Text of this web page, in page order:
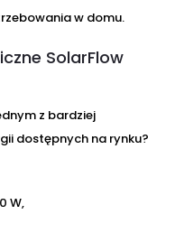
w domu.
SolarFlow
z bardziej
dostępnych na rynku?
W,